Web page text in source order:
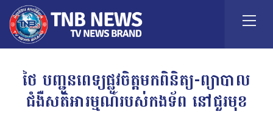
ថៃ បញ្ជូនពេទ្យផ្លូវចិត្តមកពិនិត្យ-ព្យាបាល
ជំងឺសតិអារម្មណ៍របស់កងទ័ព នៅជួរមុខ